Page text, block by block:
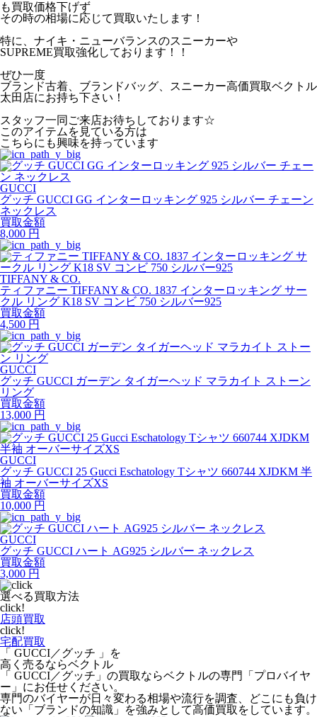
も買取価格下げず
その時の相場に応じて買取いたします！
特に、ナイキ・ニューバランスのスニーカーや
SUPREME買取強化しております！！
ぜひ一度
ブランド古着、ブランドバッグ、スニーカー高価買取ベクトル
太田店にお持ち下さい！
スタッフ一同ご来店お待ちしております☆
このアイテムを見ている方は
こちらにも興味を持っています
GUCCI
グッチ GUCCI GG インターロッキング 925 シルバー チェーン
ネックレス
買取金額
8,000 円
TIFFANY & CO.
ティファニー TIFFANY & CO. 1837 インターロッキング サー
クル リング K18 SV コンビ 750 シルバー925
買取金額
4,500 円
GUCCI
グッチ GUCCI ガーデン タイガーヘッド マラカイト ストーン
リング
買取金額
13,000 円
GUCCI
グッチ GUCCI 25 Gucci Eschatology Tシャツ 660744 XJDKM 半
袖 オーバーサイズXS
買取金額
10,000 円
GUCCI
グッチ GUCCI ハート AG925 シルバー ネックレス
買取金額
3,000 円
選べる買取方法
click!
店頭買取
click!
宅配買取
「 GUCCI／グッチ 」を
高く売るならベクトル
「 GUCCI／グッチ」の買取ならベクトルの専門「プロバイヤ
ー」にお任せください。
専門のバイヤーが日々変わる相場や流行を調査、どこにも負け
ない「ブランドの知識」を強みとして高価買取をしています。